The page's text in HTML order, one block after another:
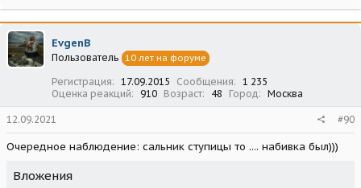
а
к
ц
и
и
EvgenB
Пользователь 10 лет на форуме
Регистрация 17.09.2015 Сообщения
1 235
Оценка реакций
910 Возраст 48 Город Москва
12.09.2021 #90
Очередное наблюдение: сальник ступицы то .... набивка был)))
Вложения